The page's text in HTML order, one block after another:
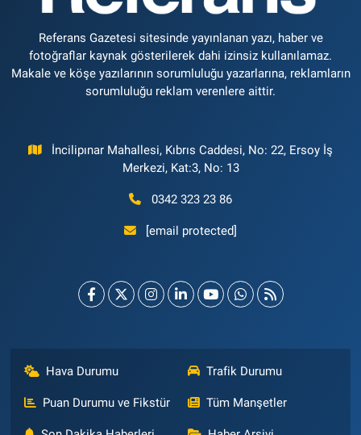
Referans Gazetesi sitesinde yayınlanan yazı, haber ve
fotoğraflar kaynak gösterilerek dahi izinsiz kullanılamaz.
Makale ve köşe yazılarının sorumluluğu yazarlarına, reklamların
sorumluluğu reklam verenlere aittir.
İncilipınar Mahallesi, Kıbrıs Caddesi, No: 22, Ersoy İş
Merkezi, Kat:3, No: 13
0342 323 23 86
[email protected]
Hava Durumu Trafik Durumu
Puan Durumu ve Fikstür Tüm Manşetler